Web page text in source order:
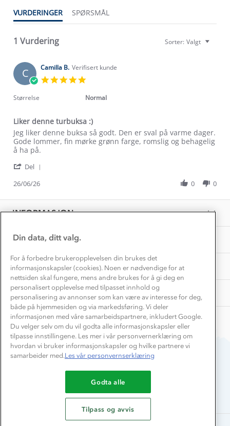
VURDERINGER SPØRSMÅL
1 Vurdering Sorter: Valgt
C Camilla B. Verifisert kunde
rating
Størrelse Normal
Liker denne turbuksa :)
Review
by
Camilla
on
Jun
review
stating
Liker
turbuksa
Jeg liker denne buksa så godt. Den er sval på varme dager.
Gode lommer, fin mørke grønn farge, romslig og behagelig
å ha på.
Del
Camilla
B.
Jun
2026
26/06/26 0 0
INFORMASJON
Kundeservice
Kontakt oss
Konkurransevinnere
Kundeklubb
Våre butikker
Bedrift, barnehage og SFO
Presse
OM OSS
Om Stormberg
Verdigrunnlag
Klima og miljø
Etisk handel
1% til samfunnet
Inkludering
Materialer
Personvern
Samarbeide med oss?
TIPS OG RÅD
Trelagsprinsippet barn
Gravidklær
Hvordan velge riktig turtøy?
Store størrelser
Turmat oppskrifter
Beredskap
AKTIVITETER
Få turinspirasjon og tips her⛰
Overnatte utendørs⛺
Leirskole 🥾
Barnehageansatt
Tips til hyttetur
Du betaler enkelt med
Din data, ditt valg.
For å forbedre brukeropplevelsen din brukes det
informasjonskapsler (cookies). Noen er nødvendige for at
nettsiden skal fungere, mens andre brukes for å gi deg en
personalisert opplevelse med tilpasset innhold og
personalisering av annonser som kan være av interesse for deg,
både på hjemmesiden og via markedsføring. Vi deler
informasjonen med våre samarbeidspartnere, inkludert Google.
Du velger selv om du vil godta alle informasjonskapsler eller
tilpasse innstillingene. Les mer i vår personvernerklæring om
hvordan vi bruker informasjonskapsler og hvilke partnere vi
samarbeider med.Les vår personvernserklæring
Godta alle
Tilpass og avvis